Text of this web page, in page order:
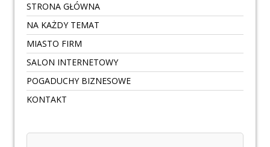
STRONA GŁÓWNA
NA KAŻDY TEMAT
MIASTO FIRM
SALON INTERNETOWY
POGADUCHY BIZNESOWE
KONTAKT